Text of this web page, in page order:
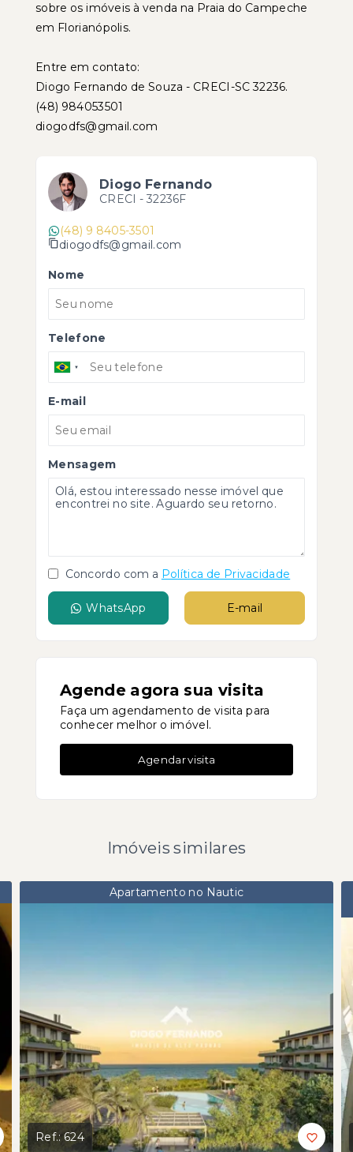
sobre os imóveis à venda na Praia do Campeche
em Florianópolis.
Entre em contato:
Diogo Fernando de Souza - CRECI-SC 32236.
(48) 984053501
diogodfs@gmail.com
Diogo Fernando
CRECI - 32236F
(48) 9 8405-3501
diogodfs@gmail.com
Nome
Telefone
E-mail
Mensagem
Concordo com a Política de Privacidade
WhatsApp E-mail
Agende agora sua visita
Faça um agendamento de visita para
conhecer melhor o imóvel.
Agendar visita
Imóveis similares
Apartamento no Nautic
Ref.:624